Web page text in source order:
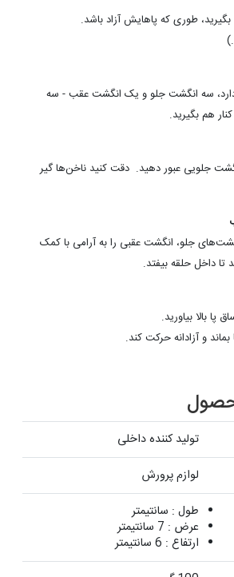
طوری که پاهایش آزاد باشد.
۴ انگشت دارد، سه انگشت جلو و یک انگشت عقب - سه
هم بگیرید.
جلویی عبور دهید. دقت کنید ناخن‌ها گیر
جلو، انگشت عقبی را به آرامی با کمک
تا داخل حلقه بیفتد.
پا بالا بیاورید.
و آزادانه حرکت کند.
تولید کننده داخلی
لوازم پرورش
طول : سانتیمتر
عرض : 7 سانتیمتر
ارتفاع : 6 سانتیمتر